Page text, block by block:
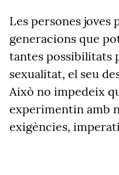
Les persones joves
generacions que
tantes possibilitats
sexualitat, el seu
Això no impedeix
experimentin amb
exigències,